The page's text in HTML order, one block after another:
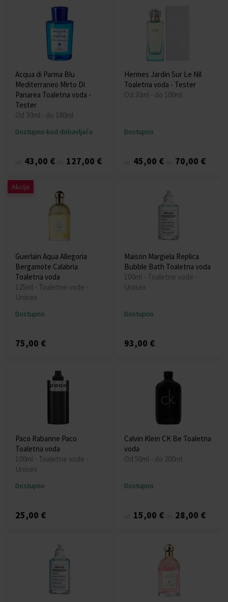
Acqua di Parma Blu
Mediterraneo Mirto Di
Panarea Toaletna voda -
Tester
Od 30ml - do 180ml
Dostupno kod dobavljača
43,00 € 127,00 €
Hermes Jardin Sur Le Nil
Toaletna voda - Tester
Od 30ml - do 100ml
Dostupno
45,00 € 70,00 €
Akcija
Guerlain Aqua Allegoria
Bergamote Calabria
Toaletna voda
125ml - Toaletne vode -
Unisex
Dostupno
75,00 €
Maison Margiela Replica
Bubble Bath Toaletna voda
100ml - Toaletne vode -
Unisex
Dostupno
93,00 €
Paco Rabanne Paco
Toaletna voda
100ml - Toaletne vode -
Unisex
Dostupno
25,00 €
Calvin Klein CK Be Toaletna
voda
Od 50ml - do 200ml
Dostupno
15,00 € 28,00 €